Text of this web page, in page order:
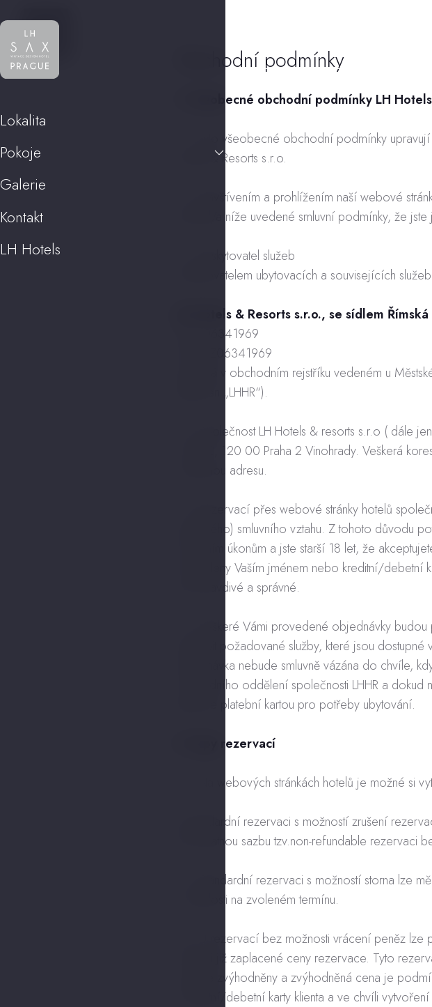
Lokalita
Pokoje
Galerie
Kontakt
LH Hotels
Obchodní podmínky
1. Všeobecné obchodní podmínky LH
1.1. Tyto všeobecné obchodní podmínky
Hotels & Resorts s.r.o.
1.2. Navštívením a prohlížením naší webové
přečetl/a níže uvedené smluvní podmínky, že
1.3. Poskytovatel služeb
Poskytovatelem ubytovacích a souvisejících
LH Hotels & Resorts s.r.o., se sídlem
IČO: 06341969
DIČ: CZ06341969
zapsaná v obchodním rejstříku vedeném u
(dále jen „LHHR“).
1.4. Společnost LH Hotels & resorts s.r.o ( dále
103/12, 120 00 Praha 2 Vinohrady. Veškerá
uvedenou adresu.
1.5. Rezervací přes webové stránky hotelů
závazného) smluvního vztahu. Z tohoto důvodu
k právním úkonům a jste starší 18 let, že
provedeny Vaším jménem nebo kreditní/
jsou pravdivé a správné.
1.6. Veškeré Vámi provedené objednávky
zakoupit požadované služby, které jsou
objednávka nebude smluvně vázána do chvíle,
obchodního oddělení společnosti LHHR a
garance platební kartou pro potřeby ubytování.
2. Typy rezervací
2.1. Na webových stránkách hotelů je možné si
a) standardní rezervaci s možností zrušení
b) nevratnou sazbu tzv.non-refundable rezervaci
2.2. Standardní rezervaci s možností storna lze
v závislosti na zvoleném termínu.
2.3. U rezervací bez možnosti vrácení peněz
vrácení již zaplacené ceny rezervace. Tyto
cenově zvýhodněny a zvýhodněná cena je
z kreditní/debetní karty klienta a ve chvíli